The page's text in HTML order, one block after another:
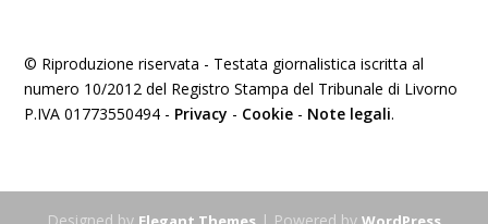
© Riproduzione riservata - Testata giornalistica iscritta al
numero 10/2012 del Registro Stampa del Tribunale di Livorno
P.IVA 01773550494 - Privacy - Cookie - Note legali.